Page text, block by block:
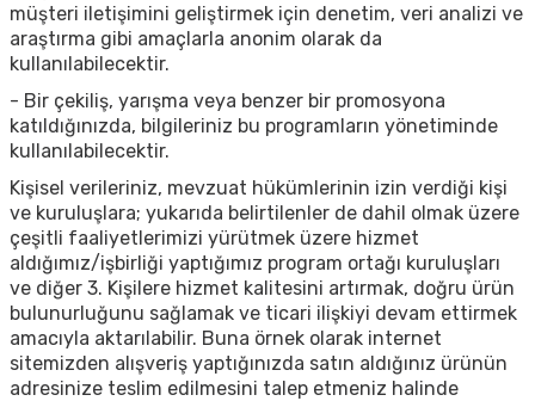
müşteri iletişimini geliştirmek için denetim, veri analizi ve
araştırma gibi amaçlarla anonim olarak da
kullanılabilecektir.
- Bir çekiliş, yarışma veya benzer bir promosyona
katıldığınızda, bilgileriniz bu programların yönetiminde
kullanılabilecektir.
Kişisel verileriniz, mevzuat hükümlerinin izin verdiği kişi
ve kuruluşlara; yukarıda belirtilenler de dahil olmak üzere
çeşitli faaliyetlerimizi yürütmek üzere hizmet
aldığımız/işbirliği yaptığımız program ortağı kuruluşları
ve diğer 3. Kişilere hizmet kalitesini artırmak, doğru ürün
bulunurluğunu sağlamak ve ticari ilişkiyi devam ettirmek
amacıyla aktarılabilir. Buna örnek olarak internet
sitemizden alışveriş yaptığınızda satın aldığınız ürünün
adresinize teslim edilmesini talep etmeniz halinde